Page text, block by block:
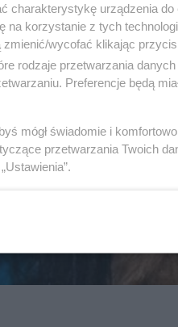
charakterystykę urządzenia do
korzystanie z tych
wycofać klikając
rodzaje przetwarzania
Preferencje będą
mógł świadomie i
przetwarzania Twoich